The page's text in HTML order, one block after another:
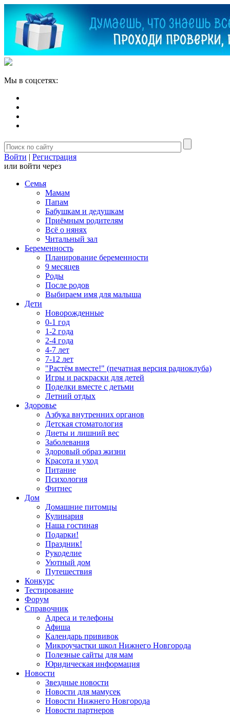
Мы в соцсетях:
Войти | Регистрация
или войти через
Семья
Мамам
Папам
Бабушкам и дедушкам
Приёмным родителям
Всё о нянях
Читальный зал
Беременность
Планирование беременности
9 месяцев
Роды
После родов
Выбираем имя для малыша
Дети
Новорожденные
0-1 год
1-2 года
2-4 года
4-7 лет
7-12 лет
"Растём вместе!" (печатная версия радиоклуба)
Игры и раскраски для детей
Поделки вместе с детьми
Летний отдых
Здоровье
Азбука внутренних органов
Детская стоматология
Диеты и лишний вес
Заболевания
Здоровый образ жизни
Красота и уход
Питание
Психология
Фитнес
Дом
Домашние питомцы
Кулинария
Наша гостиная
Подарки!
Праздник!
Рукоделие
Уютный дом
Путешествия
Конкурс
Тестирование
Форум
Справочник
Адреса и телефоны
Афиша
Календарь прививок
Микроучастки школ Нижнего Новгорода
Полезные сайты для мам
Юридическая информация
Новости
Звездные новости
Новости для мамусек
Новости Нижнего Новгорода
Новости партнеров